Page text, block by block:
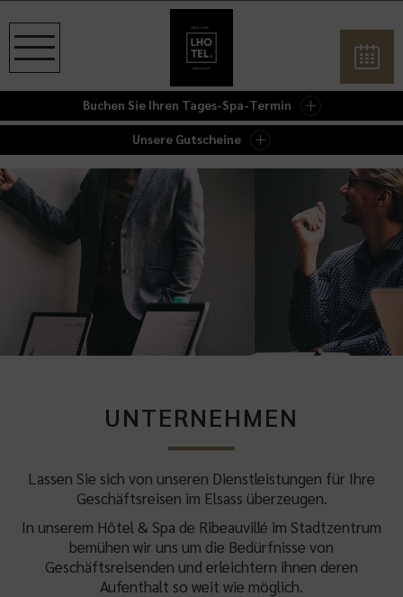
Buchen Sie Ihren Tages-Spa-Termin
Unsere Gutscheine
UNTERNEHMEN
Lassen Sie sich von unseren Dienstleistungen für Ihre
Geschäftsreisen im Elsass überzeugen.
In unserem Hôtel & Spa de Ribeauvillé im Stadtzentrum
bemühen wir uns um die Bedürfnisse von
Geschäftsreisenden und erleichtern ihnen deren
Aufenthalt so weit wie möglich.